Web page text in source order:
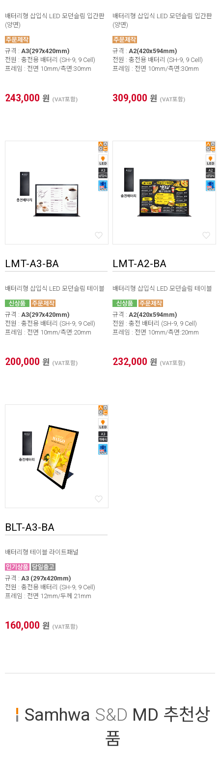
* 본 이미지는 프레임 사이즈 계산을 위한 샘플 이미지입니다.
* 가로(W) X 세로(H) / 기재 사이즈 단위 mm 프레임 사이즈 자
동 계산하기(이미지 출력 / 보이는 화면)
2. 프레임 외곽 사이즈 X
* 프레임 외곽 사이즈를 기입하면 [이미지 및 보이는 화면 사이
배터리형 삽입식 LED 모던슬림 입간판
(양면)
규격 : A3(297x420mm)
전원 : 충전용 배터리 (SH-9, 9 Cell)
프레임 : 전면 10mm/측면:30mm
243,000 원 (VAT포함)
배터리형 삽입식 LED 모던슬림 입간판
(양면)
규격 : A2(420x594mm)
전원 : 충전용 배터리 (SH-9, 9 Cell)
프레임 : 전면 10mm/측면:30mm
309,000 원 (VAT포함)
LMT-A3-BA
배터리형 삽입식 LED 모던슬림 테이블
규격 : A3(297x420mm)
전원 : 충전용 배터리 (SH-9, 9 Cell)
프레임 : 전면 10mm/측면:20mm
200,000 원 (VAT포함)
LMT-A2-BA
배터리형 삽입식 LED 모던슬림 테이블
규격 : A2(420x594mm)
전원 : 충전 배터리 (SH-9, 9 Cell)
프레임 : 전면 10mm/측면:20mm
232,000 원 (VAT포함)
BLT-A3-BA
배터리형 테이블 라이트패널
규격 : A3 (297x420mm)
전원 : 충전용 배터리 (SH-9, 9 Cell)
프레임 : 전면 12mm/두께 21mm
160,000 원 (VAT포함)
Samhwa S&D MD 추천상
품